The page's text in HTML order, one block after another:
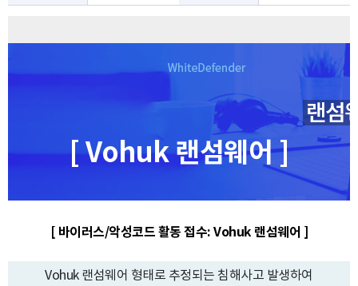
[ Vohuk 랜섬웨어 ]
[ 바이러스/악성코드 활동 접수: Vohuk 랜섬웨어 ]
Vohuk 랜섬웨어 형태로 추정되는 침해사고 발생하여